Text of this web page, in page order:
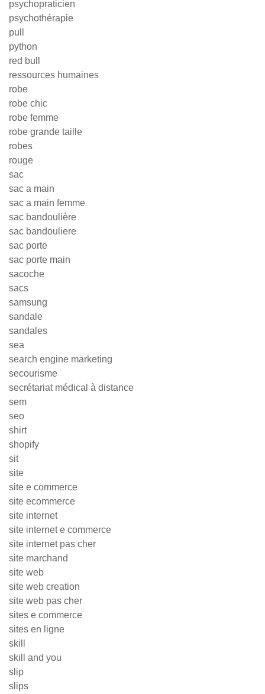
psychopraticien
psychothérapie
pull
python
red bull
ressources humaines
robe
robe chic
robe femme
robe grande taille
robes
rouge
sac
sac a main
sac a main femme
sac bandoulière
sac bandouliere
sac porte
sac porte main
sacoche
sacs
samsung
sandale
sandales
sea
search engine marketing
secourisme
secrétariat médical à distance
sem
seo
shirt
shopify
sit
site
site e commerce
site ecommerce
site internet
site internet e commerce
site internet pas cher
site marchand
site web
site web creation
site web pas cher
sites e commerce
sites en ligne
skill
skill and you
slip
slips